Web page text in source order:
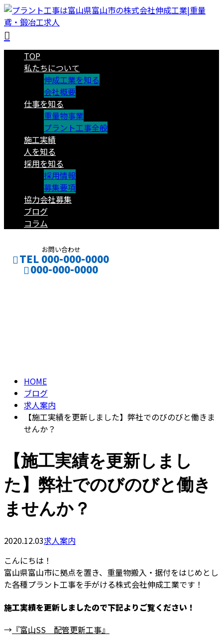
TOP
私たちについて
伸成工業を知る
会社概要
仕事を知る
重量物事業
プラント工事全般
施工実績
人を知る
採用を知る
採用情報
募集要項
協力会社募集
ブログ
コラム
お問い合わせ
TEL 000-000-0000
000-000-0000
HOME
ブログ
求人案内
【施工実績を更新しました】弊社でのびのびと働きま
せんか？
【施工実績を更新しまし
た】弊社でのびのびと働き
ませんか？
2020.12.03求人案内
こんにちは！
富山県富山市に拠点を置き、重量物搬入・据付をはじめとし
た各種プラント工事を手がける株式会社伸成工業です！
施工実績を更新しましたので下記よりご覧ください！
→ 『富山SS 配管更新工事』